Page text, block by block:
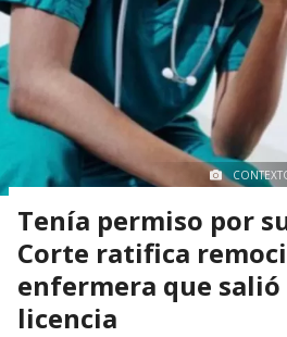
Tenía permiso por
Corte ratifica
enfermera que salió
licencia